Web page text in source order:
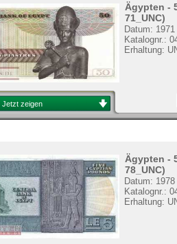
Ägypten -
71_UNC)
Datum: 1971
Katalognr.:
Erhaltung:
Jetzt zeigen
Ägypten -
78_UNC)
Datum: 1978
Katalognr.:
Erhaltung: